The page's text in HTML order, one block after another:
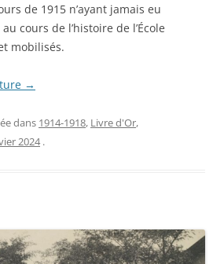
de 1915 n’ayant jamais eu
cours de l’histoire de l’École
mobilisés.
→
dans 1914-1918, Livre d'Or,
2024 .